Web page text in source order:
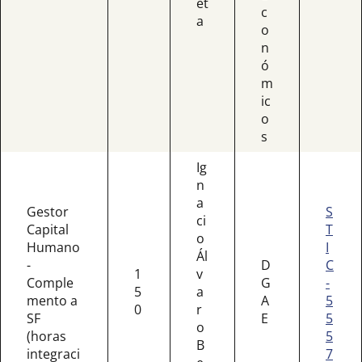
a
c
o
n
ó
m
ic
o
s
Gestor
Capital
Humano
-
Comple
mento a
SF
(horas
integraci
1
5
0
Ig
n
a
ci
o
Ál
v
a
r
o
B
D
G
A
E
S
T
I
C
-
5
5
5
7